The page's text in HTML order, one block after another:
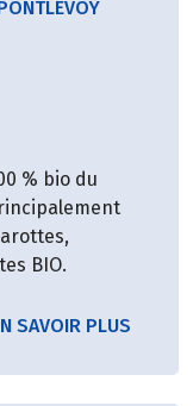
% bio du
BIO.
SAVOIR PLUS